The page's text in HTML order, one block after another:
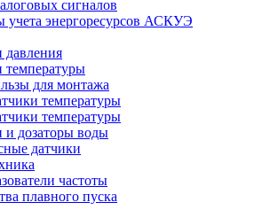
сигналов
учета энергоресурсов АСКУЭ
давления
температуры
для монтажа
температуры
температуры
и дозаторы воды
датчики
частоты
плавного пуска